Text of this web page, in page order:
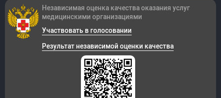
Независимая оценка качества оказания услуг
медицинскими организациями
Участвовать в голосовании
Результат независимой оценки качества